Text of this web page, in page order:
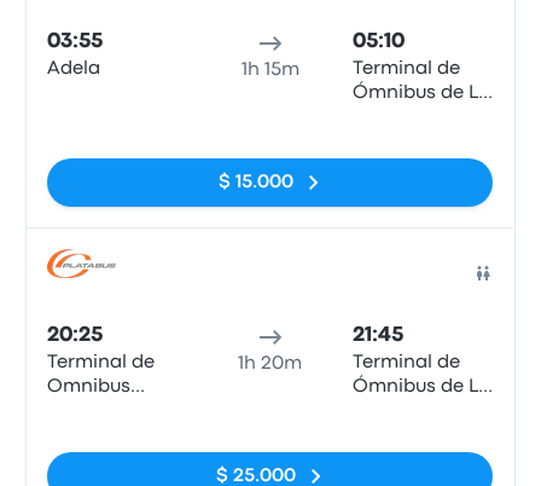
03:55
Adela 1h 15m
05:10
Terminal de
Ómnibus de La
$ 15.000
20:25
Terminal de
Omnibus
1h 20m
21:45
Terminal de
Ómnibus de La
$ 25.000